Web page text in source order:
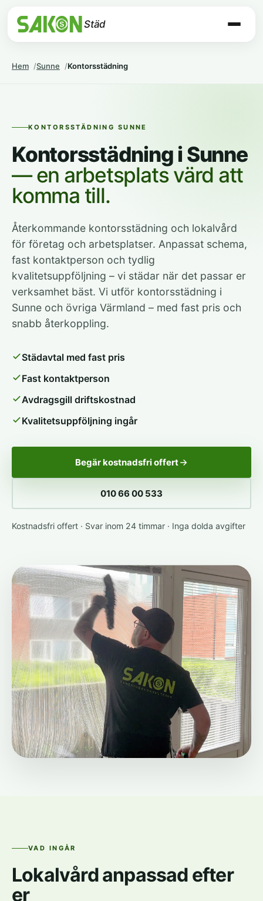
Städ
Hem Sunne Kontorsstädning
KONTORSSTÄDNING SUNNE
Kontorsstädning i Sunne
— en arbetsplats värd att
komma till.
Återkommande kontorsstädning och lokalvård
för företag och arbetsplatser. Anpassat schema,
fast kontaktperson och tydlig
kvalitetsuppföljning – vi städar när det passar er
verksamhet bäst. Vi utför kontorsstädning i
Sunne och övriga Värmland – med fast pris och
snabb återkoppling.
Städavtal med fast pris
Fast kontaktperson
Avdragsgill driftskostnad
Kvalitetsuppföljning ingår
Begär kostnadsfri offert
010 66 00 533
Kostnadsfri offert · Svar inom 24 timmar · Inga dolda avgifter
VAD INGÅR
Lokalvård anpassad efter
er